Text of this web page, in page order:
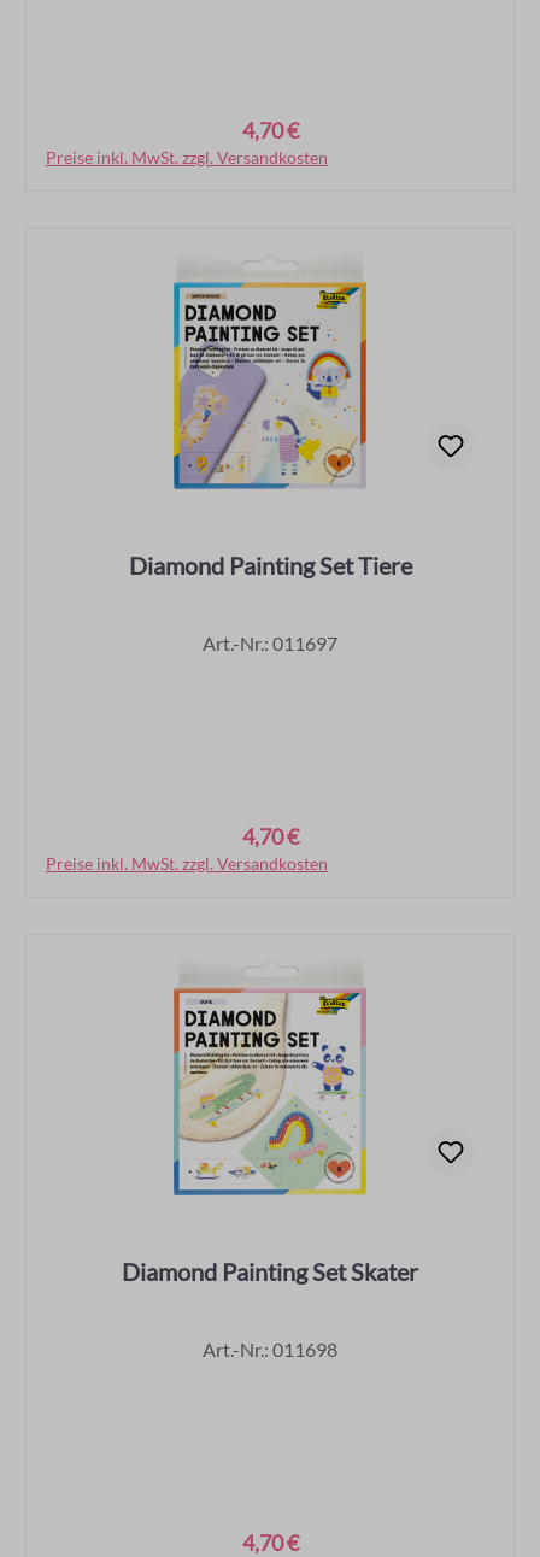
4,70 €
Preise inkl. MwSt. zzgl. Versandkosten
In den Warenkorb
Diamond Painting Set Tiere
Art.-Nr.: 011697
4,70 €
Preise inkl. MwSt. zzgl. Versandkosten
In den Warenkorb
Diamond Painting Set Skater
Art.-Nr.: 011698
4,70 €